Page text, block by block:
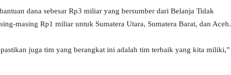
dana sebesar Rp3 miliar yang bersumber dari Belanja Tidak
masing Rp1 miliar untuk Sumatera Utara, Sumatera Barat, dan Aceh.
juga tim yang berangkat ini adalah tim terbaik yang kita miliki,”